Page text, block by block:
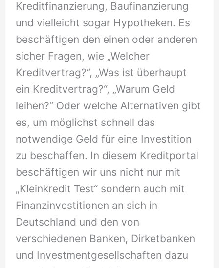
Kreditfinanzierung, Baufinanzierung
und vielleicht sogar Hypotheken. Es
beschäftigen den einen oder anderen
sicher Fragen, wie „Welcher
Kreditvertrag?“, „Was ist überhaupt
ein Kreditvertrag?“, „Warum Geld
leihen?“ Oder welche Alternativen gibt
es, um möglichst schnell das
notwendige Geld für eine Investition
zu beschaffen. In diesem Kreditportal
beschäftigen wir uns nicht nur mit
„Kleinkredit Test“ sondern auch mit
Finanzinvestitionen an sich in
Deutschland und den von
verschiedenen Banken, Dirketbanken
und Investmentgesellschaften dazu